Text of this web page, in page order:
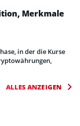
Merkmale
in der die Kurse
ALLES ANZEIGEN